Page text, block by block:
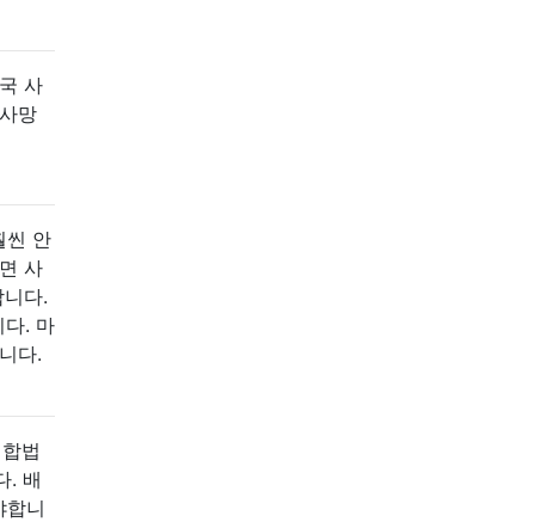
사
망
씬 안
사
다.
다. 마
다.
법
. 배
합니